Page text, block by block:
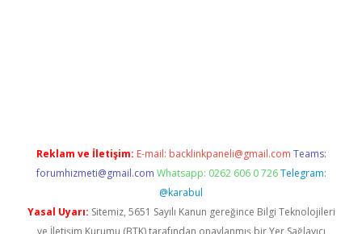
Reklam ve İletişim: E-mail: backlinkpaneli@gmail.com Teams:
forumhizmeti@gmail.com Whatsapp: 0262 606 0 726 Telegram:
@karabul
Yasal Uyarı: Sitemiz, 5651 Sayılı Kanun gereğince Bilgi Teknolojileri
ve İletişim Kurumu (BTK) tarafından onaylanmış bir Yer Sağlayıcı